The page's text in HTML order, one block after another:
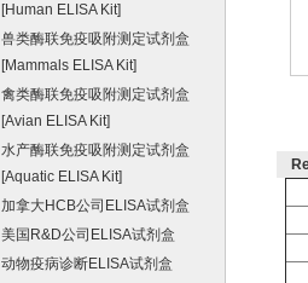
[Human ELISA Kit]
兽类酶联免疫吸附测定试剂盒
[Mammals ELISA Kit]
禽类酶联免疫吸附测定试剂盒
[Avian ELISA Kit]
水产酶联免疫吸附测定试剂盒
[Aquatic ELISA Kit]
加拿大HCB公司ELISA试剂盒
美国R&D公司ELISA试剂盒
动物疫病诊断ELISA试剂盒